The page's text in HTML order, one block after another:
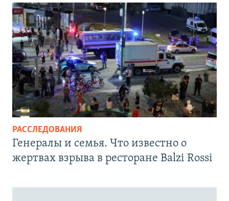
РАССЛЕДОВАНИЯ
Генералы и семья. Что известно о
жертвах взрыва в ресторане Balzi Rossi